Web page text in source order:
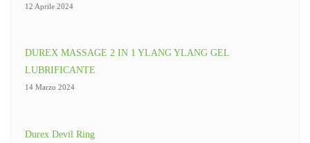
12 Aprile 2024
DUREX MASSAGE 2 IN 1 YLANG YLANG GEL
LUBRIFICANTE
14 Marzo 2024
Durex Devil Ring